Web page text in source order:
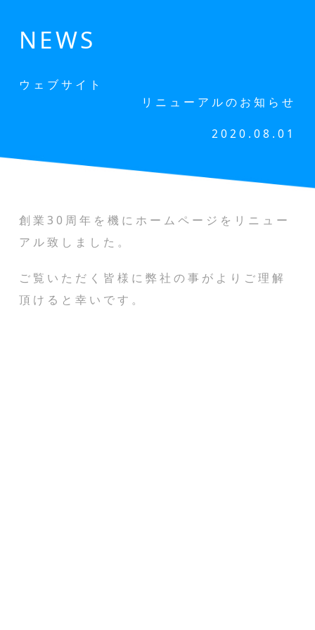
NEWS
ウェブサイト
リニューアルのお知らせ
2020.08.01
創業30周年を機にホームページをリニュー
アル致しました。
ご覧いただく皆様に弊社の事がよりご理解
頂けると幸いです。